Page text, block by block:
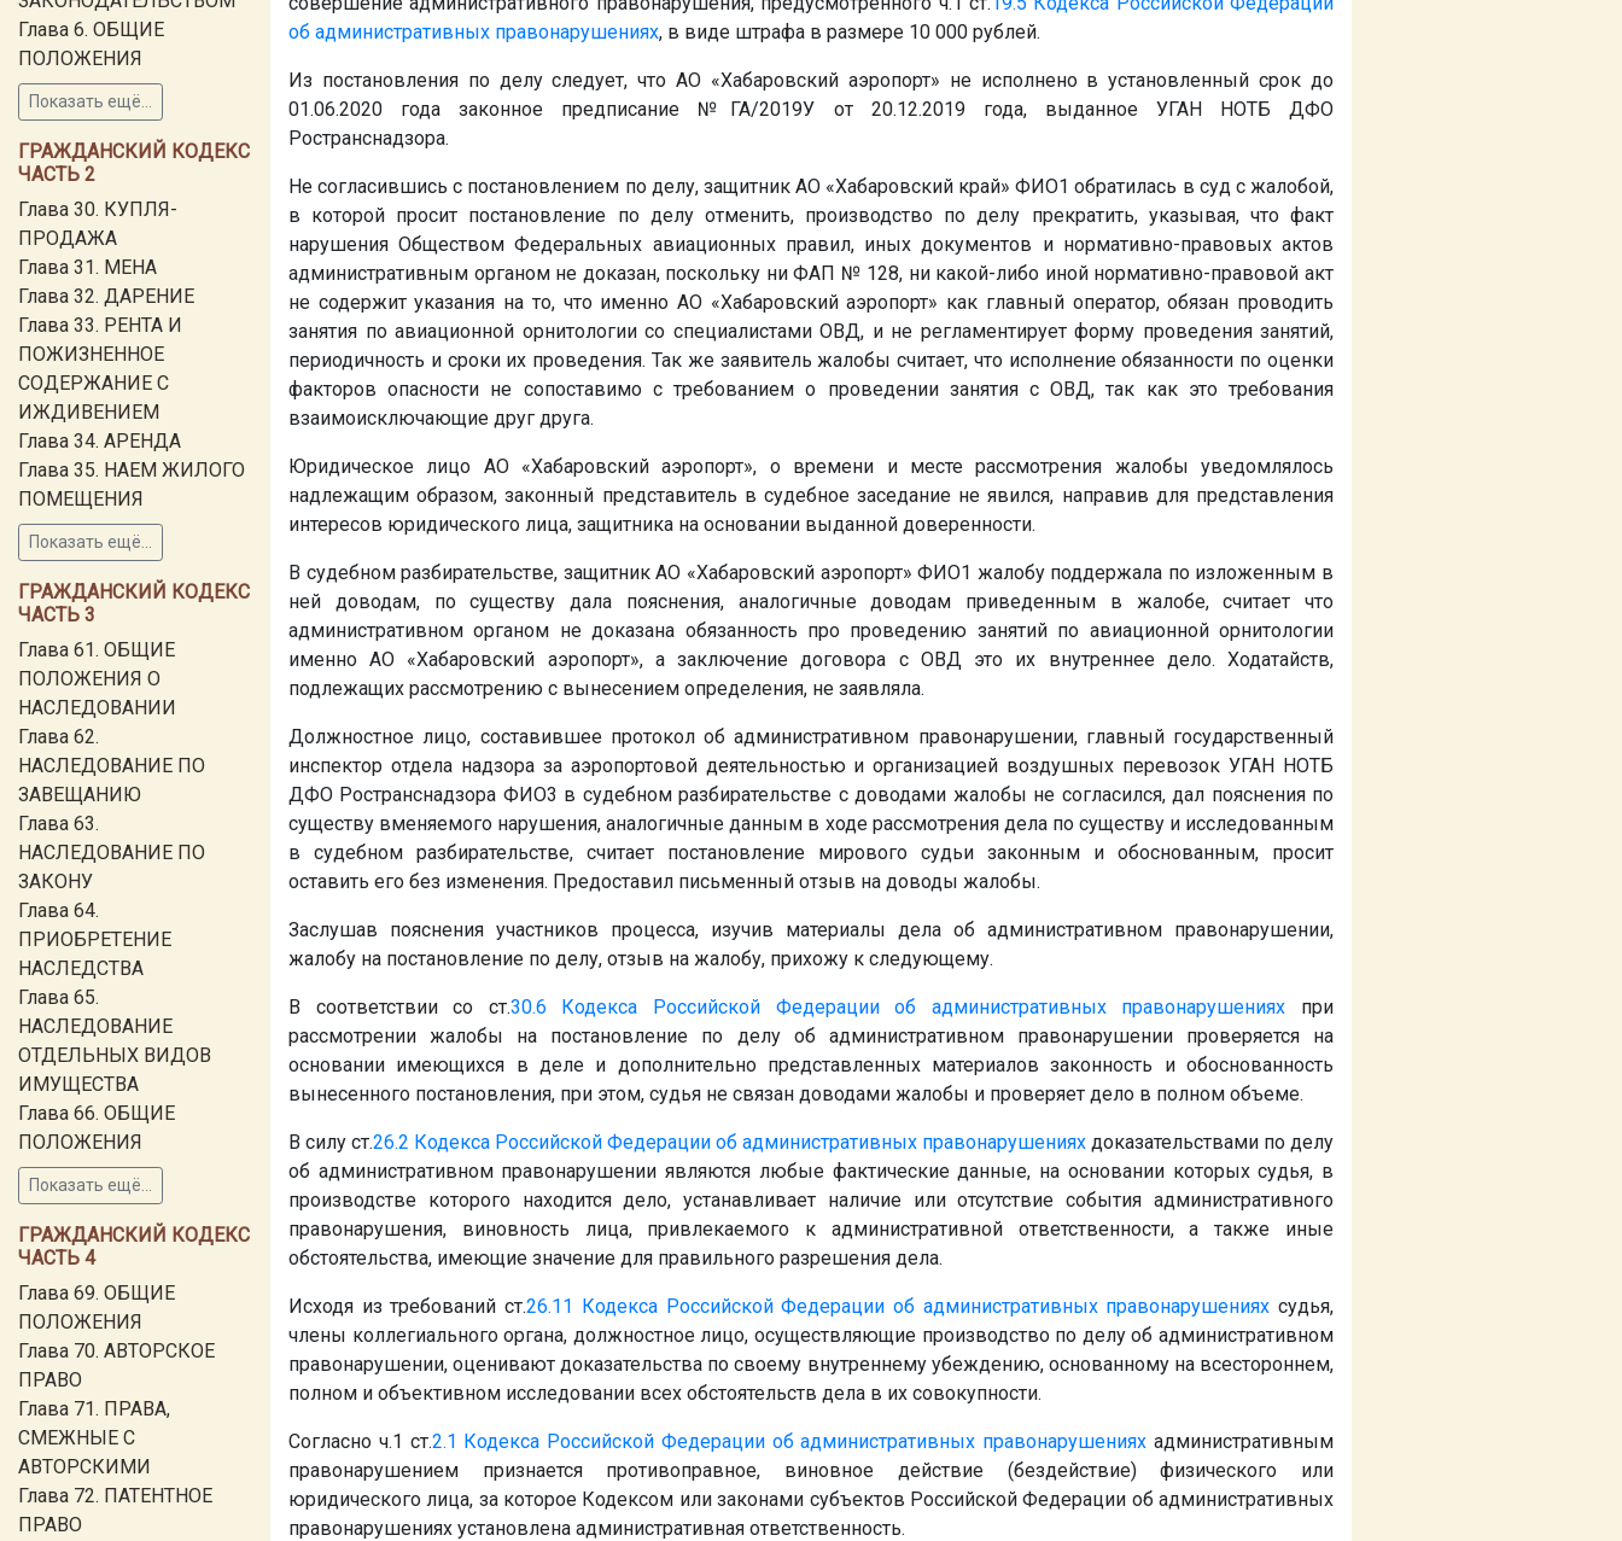
Глава 6. ОБЩИЕ
ПОЛОЖЕНИЯ
Показать ещё...
ГРАЖДАНСКИЙ КОДЕКС
ЧАСТЬ 2
Глава 30. КУПЛЯ-
ПРОДАЖА
Глава 31. МЕНА
Глава 32. ДАРЕНИЕ
Глава 33. РЕНТА И
ПОЖИЗНЕННОЕ
СОДЕРЖАНИЕ С
ИЖДИВЕНИЕМ
Глава 34. АРЕНДА
Глава 35. НАЕМ ЖИЛОГО
ПОМЕЩЕНИЯ
Показать ещё...
ГРАЖДАНСКИЙ КОДЕКС
ЧАСТЬ 3
Глава 61. ОБЩИЕ
ПОЛОЖЕНИЯ О
НАСЛЕДОВАНИИ
Глава 62.
НАСЛЕДОВАНИЕ ПО
ЗАВЕЩАНИЮ
Глава 63.
НАСЛЕДОВАНИЕ ПО
ЗАКОНУ
Глава 64.
ПРИОБРЕТЕНИЕ
НАСЛЕДСТВА
Глава 65.
НАСЛЕДОВАНИЕ
ОТДЕЛЬНЫХ ВИДОВ
ИМУЩЕСТВА
Глава 66. ОБЩИЕ
ПОЛОЖЕНИЯ
Показать ещё...
ГРАЖДАНСКИЙ КОДЕКС
ЧАСТЬ 4
Глава 69. ОБЩИЕ
ПОЛОЖЕНИЯ
Глава 70. АВТОРСКОЕ
ПРАВО
Глава 71. ПРАВА,
СМЕЖНЫЕ С
АВТОРСКИМИ
Глава 72. ПАТЕНТНОЕ
ПРАВО
об административных правонарушениях, в виде штрафа в размере 10 000 рублей.
Из постановления по делу следует, что АО «Хабаровский аэропорт» не исполнено в установленный срок до
01.06.2020 года законное предписание № ГА/2019У от 20.12.2019 года, выданное УГАН НОТБ ДФО
Ространснадзора.
Не согласившись с постановлением по делу, защитник АО «Хабаровский край»ФИО1 обратилась в суд с жалобой,
в которой просит постановление по делу отменить, производство по делу прекратить, указывая, что факт
нарушения Обществом Федеральных авиационных правил, иных документов и нормативно-правовых актов
административным органом не доказан, поскольку ни ФАП № 128, ни какой-либо иной нормативно-правовой акт
не содержит указания на то, что именно АО «Хабаровский аэропорт» как главный оператор, обязан проводить
занятия по авиационной орнитологии со специалистами ОВД, и не регламентирует форму проведения занятий,
периодичность и сроки их проведения. Так же заявитель жалобы считает, что исполнение обязанности по оценки
факторов опасности не сопоставимо с требованием о проведении занятия с ОВД, так как это требования
взаимоисключающие друг друга.
Юридическое лицо АО «Хабаровский аэропорт», о времени и месте рассмотрения жалобы уведомлялось
надлежащим образом, законный представитель в судебное заседание не явился, направив для представления
интересов юридического лица, защитника на основании выданной доверенности.
В судебном разбирательстве, защитник АО «Хабаровский аэропорт»ФИО1 жалобу поддержала по изложенным в
ней доводам, по существу дала пояснения, аналогичные доводам приведенным в жалобе, считает что
административном органом не доказана обязанность про проведению занятий по авиационной орнитологии
именно АО «Хабаровский аэропорт», а заключение договора с ОВД это их внутреннее дело. Ходатайств,
подлежащих рассмотрению с вынесением определения, не заявляла.
Должностное лицо, составившее протокол об административном правонарушении, главный государственный
инспектор отдела надзора за аэропортовой деятельностью и организацией воздушных перевозок УГАН НОТБ
ДФО Ространснадзора ФИО3 в судебном разбирательстве с доводами жалобы не согласился, дал пояснения по
существу вменяемого нарушения, аналогичные данным в ходе рассмотрения дела по существу и исследованным
в судебном разбирательстве, считает постановление мирового судьи законным и обоснованным, просит
оставить его без изменения. Предоставил письменный отзыв на доводы жалобы.
Заслушав пояснения участников процесса, изучив материалы дела об административном правонарушении,
жалобу на постановление по делу, отзыв на жалобу, прихожу к следующему.
В соответствии со ст.30.6 Кодекса Российской Федерации об административных правонарушениях при
рассмотрении жалобы на постановление по делу об административном правонарушении проверяется на
основании имеющихся в деле и дополнительно представленных материалов законность и обоснованность
вынесенного постановления, при этом, судья не связан доводами жалобы и проверяет дело в полном объеме.
В силу ст.26.2 Кодекса Российской Федерации об административных правонарушениях доказательствами по делу
об административном правонарушении являются любые фактические данные, на основании которых судья, в
производстве которого находится дело, устанавливает наличие или отсутствие события административного
правонарушения, виновность лица, привлекаемого к административной ответственности, а также иные
обстоятельства, имеющие значение для правильного разрешения дела.
Исходя из требований ст.26.11 Кодекса Российской Федерации об административных правонарушениях судья,
члены коллегиального органа, должностное лицо, осуществляющие производство по делу об административном
правонарушении, оценивают доказательства по своему внутреннему убеждению, основанному на всестороннем,
полном и объективном исследовании всех обстоятельств дела в их совокупности.
Согласно ч.1 ст.2.1 Кодекса Российской Федерации об административных правонарушениях административным
правонарушением признается противоправное, виновное действие (бездействие) физического или
юридического лица, за которое Кодексом или законами субъектов Российской Федерации об административных
правонарушениях установлена административная ответственность.